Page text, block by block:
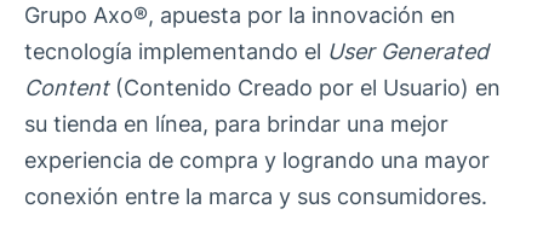
Grupo Axo®, apuesta por la innovación en
tecnología implementando el User Generated
Content(Contenido Creado por el Usuario) en
su tienda en línea, para brindar una mejor
experiencia de compra y logrando una mayor
conexión entre la marca y sus consumidores.